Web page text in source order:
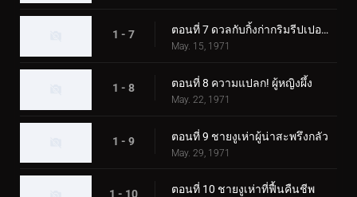
1 - 7 ตอนที่ 7 ดวลกับกิ้งก่ากริมรีปเปอร์! ความประทับใจในงานมหกรรมโลก
May. 15, 1971
1 - 8 ตอนที่ 8 ความแปลก! ผู้หญิงผึ้ง
May. 22, 1971
1 - 9 ตอนที่ 9 ชายงูเห่าผู้น่าสะพรึงกลัว
May. 29, 1971
1 - 10 ตอนที่ 10 ชายงูเห่าที่ฟื้นคืนชีพ